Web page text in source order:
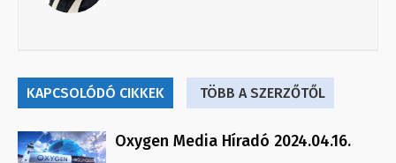
KAPCSOLÓDÓ CIKKEK TÖBB A SZERZŐTŐL
Oxygen Media Híradó 2024.04.16.